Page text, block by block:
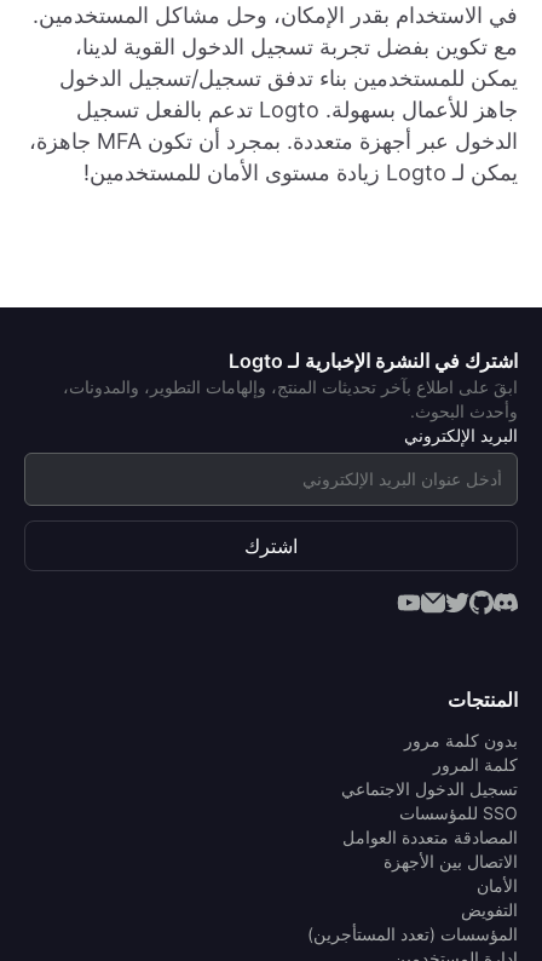
في الاستخدام بقدر الإمكان، وحل مشاكل المستخدمين.
مع تكوين بفضل تجربة تسجيل الدخول القوية لدينا،
يمكن للمستخدمين بناء تدفق تسجيل/تسجيل الدخول
جاهز للأعمال بسهولة. Logto تدعم بالفعل تسجيل
الدخول عبر أجهزة متعددة. بمجرد أن تكون MFA جاهزة،
يمكن لـ Logto زيادة مستوى الأمان للمستخدمين!
اشترك في النشرة الإخبارية لـ Logto
ابقَ على اطلاع بآخر تحديثات المنتج، وإلهامات التطوير، والمدونات،
وأحدث البحوث.
البريد الإلكتروني
اشترك
المنتجات
بدون كلمة مرور
كلمة المرور
تسجيل الدخول الاجتماعي
SSO للمؤسسات
المصادقة متعددة العوامل
الاتصال بين الأجهزة
الأمان
التفويض
المؤسسات (تعدد المستأجرين)